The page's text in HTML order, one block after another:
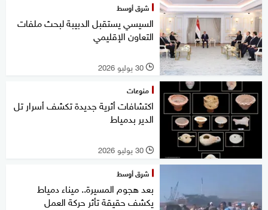
شرق أوسط
السيسي يستقبل الدبيبة لبحث ملفات
التعاون الإقليمي
l 30 يوليو 2026
منوعات
اكتشافات أثرية جديدة تكشف أسرار تل
الدير بدمياط
l 30 يوليو 2026
شرق أوسط
بعد هجوم المسيرة.. ميناء دمياط
يكشف حقيقة تأثر حركة العمل